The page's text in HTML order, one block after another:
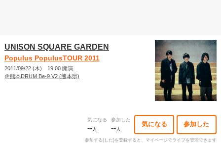
UNISON SQUARE GARDEN
Populus PopulusTOUR 2011
2011/09/22 (木) 19:00 開演
＠熊本DRUM Be-9 V2 (熊本県)
気になる
--人
参加した
--人
気になる 参加した
参加する(した)を登録すると、マイページでライブを管理できます